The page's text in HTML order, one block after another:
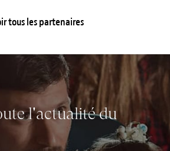
tous les partenaires
l'actualité du